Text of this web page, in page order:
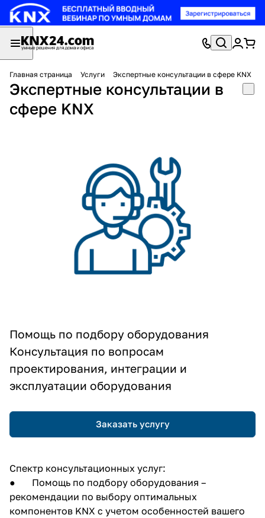
Главная страница Услуги Экспертные консультации в сфере KNX
Экспертные консультации в
сфере KNX
Помощь по подбору оборудования
Консультация по вопросам
проектирования, интеграции и
эксплуатации оборудования
Заказать услугу
Спектр консультационных услуг:
● Помощь по подбору оборудования –
рекомендации по выбору оптимальных
компонентов KNX с учетом особенностей вашего